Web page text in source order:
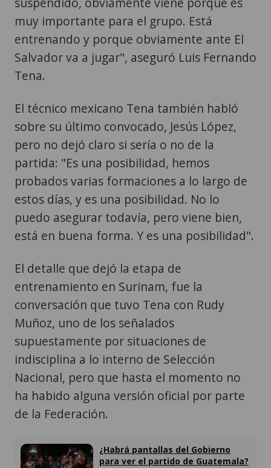
muy importante para el grupo. Está
entrenando y porque obviamente ante El
Salvador va a jugar", aseguró Luis Fernando
Tena.
El técnico mexicano Tena también habló
sobre su último convocado, Jesús López,
pero no dejó claro si sería o no de la
partida: "Es una posibilidad, hemos
probados varias formaciones a lo largo de
estos días, y es una posibilidad. No lo
puedo asegurar todavía, pero viene bien,
está en buena forma. Y es una posibilidad".
El detalle que dejó la etapa de
entrenamiento en Surinam, fue la
conversación que tuvo Tena con Rudy
Muñoz, uno de los señalados
supuestamente por situaciones de
indisciplina a lo interno de Selección
Nacional, pero que hasta el momento no
ha habido alguna versión oficial por parte
de la Federación.
¿Habrá pantallas del Gobierno
para ver el partido de Guatemala?